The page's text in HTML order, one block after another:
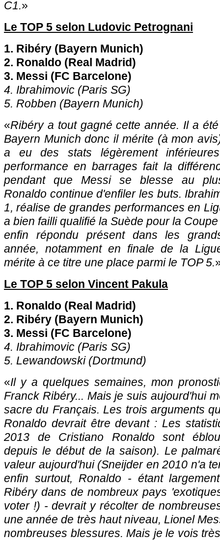
C1.»
Le TOP 5 selon Ludovic Petrognani
1. Ribéry (Bayern Munich)
2. Ronaldo (Real Madrid)
3. Messi (FC Barcelone)
4. Ibrahimovic (Paris SG)
5. Robben (Bayern Munich)
«Ribéry a tout gagné cette année. Il a
Bayern Munich donc il mérite (à mon
a eu des stats légèrement
performance en barrages fait la
pendant que Messi se blesse au
Ronaldo continue d'enfiler les buts.
1, réalise de grandes performances en
a bien failli qualifié la Suède pour la
enfin répondu présent dans les
année, notamment en finale de la
mérite à ce titre une place parmi le TOP 5.
Le TOP 5 selon Vincent Pakula
1. Ronaldo (Real Madrid)
2. Ribéry (Bayern Munich)
3. Messi (FC Barcelone)
4. Ibrahimovic (Paris SG)
5. Lewandowski (Dortmund)
«Il y a quelques semaines, mon
Franck Ribéry... Mais je suis aujourd'hui
sacre du Français. Les trois arguments
Ronaldo devrait être devant : Les
2013 de Cristiano Ronaldo sont
depuis le début de la saison). Le
valeur aujourd'hui (Sneijder en 2010 n'a
enfin surtout, Ronaldo - étant
Ribéry dans de nombreux pays
voter !) - devrait y récolter de
une année de très haut niveau, Lionel
nombreuses blessures. Mais je le vois